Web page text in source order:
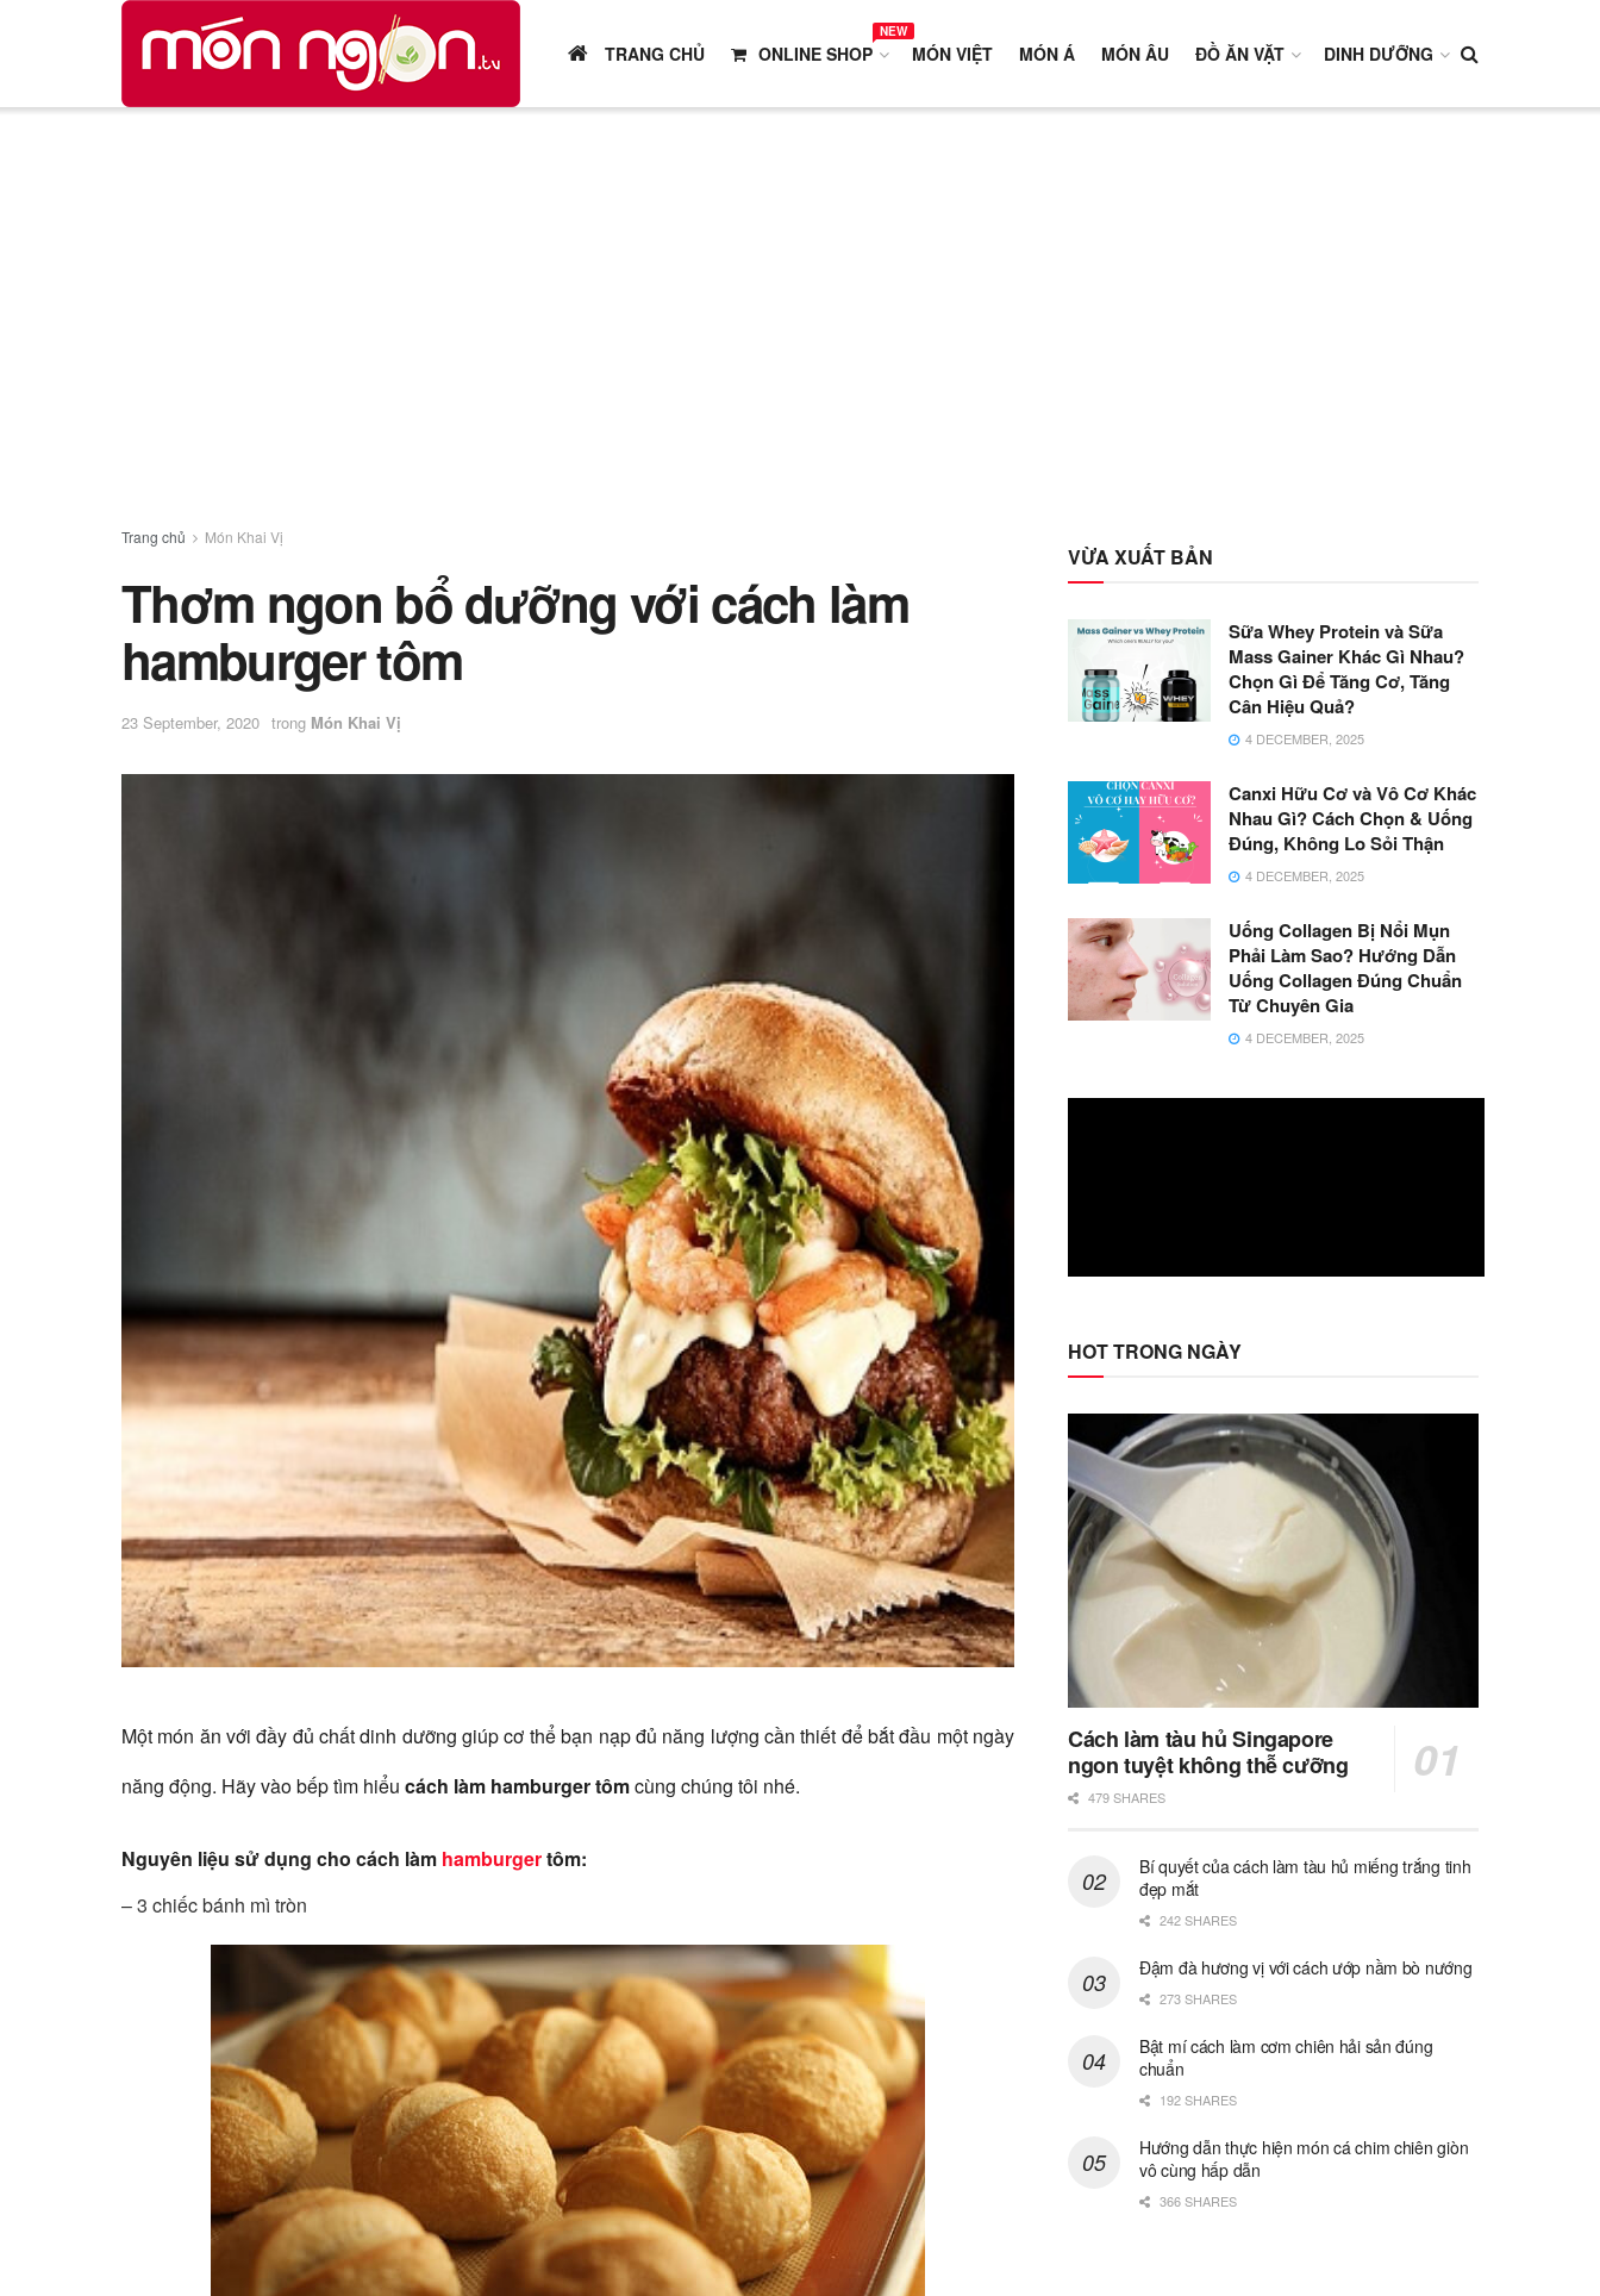
TRANG CHỦ ONLINE SHOP
NEW
MÓN VIỆT MÓN Á MÓN ÂU ĐỒ ĂN VẶT DINH DƯỠNG
Trang chủ Món Khai Vị
Thơm ngon bổ dưỡng với cách làm
hamburger tôm
23 September, 2020 trong Món Khai Vị
Một món ăn với đầy đủ chất dinh dưỡng giúp cơ thể bạn nạp đủ năng lượng cần thiết để bắt đầu một ngày
năng động. Hãy vào bếp tìm hiểu cách làm hamburger tômcùng chúng tôi nhé.
Nguyên liệu sử dụng cho cách làm hamburgertôm:
– 3 chiếc bánh mì tròn
VỪA XUẤT BẢN
Sữa Whey Protein và Sữa
Mass Gainer Khác Gì Nhau?
Chọn Gì Để Tăng Cơ, Tăng
Cân Hiệu Quả?
4 DECEMBER, 2025
Canxi Hữu Cơ và Vô Cơ Khác
Nhau Gì? Cách Chọn & Uống
Đúng, Không Lo Sỏi Thận
4 DECEMBER, 2025
Uống Collagen Bị Nổi Mụn
Phải Làm Sao? Hướng Dẫn
Uống Collagen Đúng Chuẩn
Từ Chuyên Gia
4 DECEMBER, 2025
HOT TRONG NGÀY
Cách làm tàu hủ Singapore
ngon tuyệt không thễ cưỡng
479 SHARES
Bí quyết của cách làm tàu hủ miếng trắng tinh
đẹp mắt
242 SHARES
Đậm đà hương vị với cách ướp nầm bò nướng
273 SHARES
Bật mí cách làm cơm chiên hải sản đúng
chuẩn
192 SHARES
Hướng dẫn thực hiện món cá chim chiên giòn
vô cùng hấp dẫn
366 SHARES